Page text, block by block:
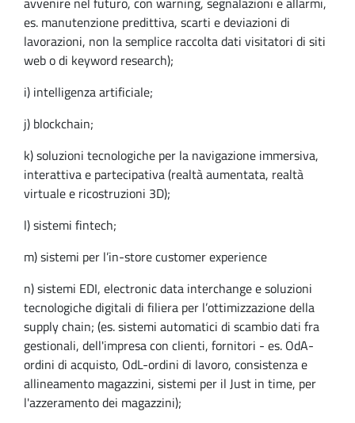
es. manutenzione predittiva, scarti e deviazioni di
lavorazioni, non la semplice raccolta dati visitatori di siti
web o di keyword research);
i) intelligenza artificiale;
j) blockchain;
k) soluzioni tecnologiche per la navigazione immersiva,
interattiva e partecipativa (realtà aumentata, realtà
virtuale e ricostruzioni 3D);
l) sistemi fintech;
m) sistemi per l’in-store customer experience
n) sistemi EDI, electronic data interchange e soluzioni
tecnologiche digitali di filiera per l’ottimizzazione della
supply chain; (es. sistemi automatici di scambio dati fra
gestionali, dell'impresa con clienti, fornitori - es. OdA-
ordini di acquisto, OdL-ordini di lavoro, consistenza e
allineamento magazzini, sistemi per il Just in time, per
l'azzeramento dei magazzini);